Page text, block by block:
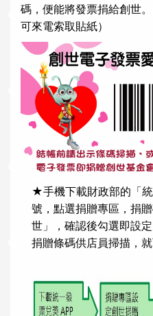
碼，便能將發票捐給創世
可來電索取貼紙）
★手機下載財政部的「
號，點選捐贈專區，捐
世」，確認後勾選即設
捐贈條碼供店員掃描，